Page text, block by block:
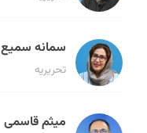
سمانه سمیع
تحریریه
میثم قاسمی